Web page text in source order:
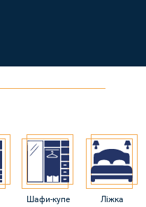
Шафи-купе Ліжка